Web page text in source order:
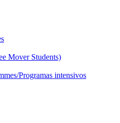
Mover Students)
Programas intensivos